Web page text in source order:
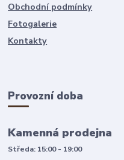
Obchodní podmínky
Fotogalerie
Kontakty
Provozní doba
Kamenná prodejna
Středa: 15:00 - 19:00